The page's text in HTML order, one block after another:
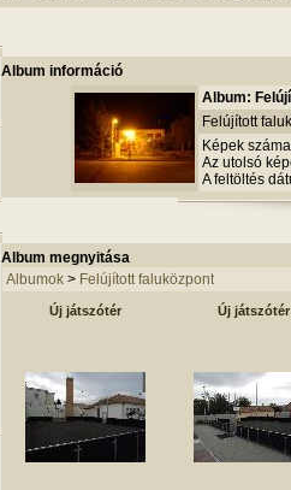
Album információ
Album:
Felújított
Képek
Az utolsó
A feltöltés
Album megnyitása
Albumok > Felújított faluközpont
Új játszótér Új játszótér